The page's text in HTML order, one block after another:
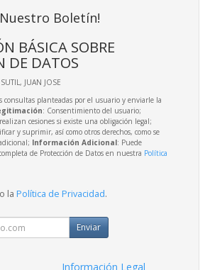
Boletín!
BÁSICA SOBRE
DE DATOS
JUAN JOSE
consultas planteadas por el usuario y enviarle la
: Consentimiento del usuario;
cesiones si existe una obligación legal;
y suprimir, así como otros derechos, como se
Información Adicional: Puede
de Protección de Datos en nuestra Política
la Política de Privacidad.
Enviar
Información Legal